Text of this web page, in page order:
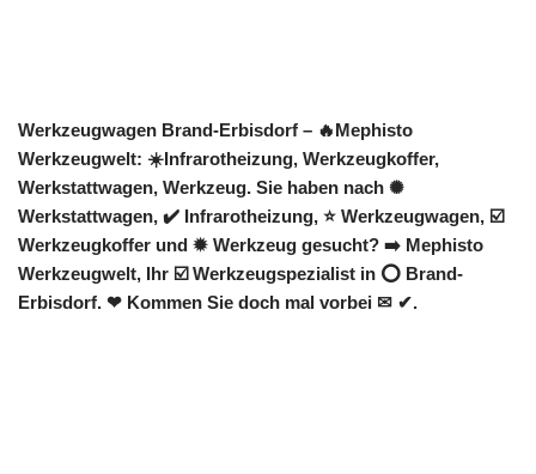
Werkzeugwagen Brand-Erbisdorf – 🔥Mephisto
Werkzeugwelt: ☀️Infrarotheizung, Werkzeugkoffer,
Werkstattwagen, Werkzeug. Sie haben nach ✺
Werkstattwagen, ✔️ Infrarotheizung, ⭐ Werkzeugwagen, ☑️
Werkzeugkoffer und ✹ Werkzeug gesucht? ➡️ Mephisto
Werkzeugwelt, Ihr ☑️ Werkzeugspezialist in ⭕ Brand-
Erbisdorf. ❤ Kommen Sie doch mal vorbei ✉ ✔.